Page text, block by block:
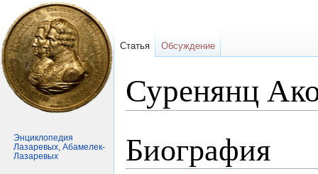
Суренянц
навигации
поиску
Биография
Статья Обсуждение
Энциклопедия
Лазаревых, Абамелек-
Лазаревых